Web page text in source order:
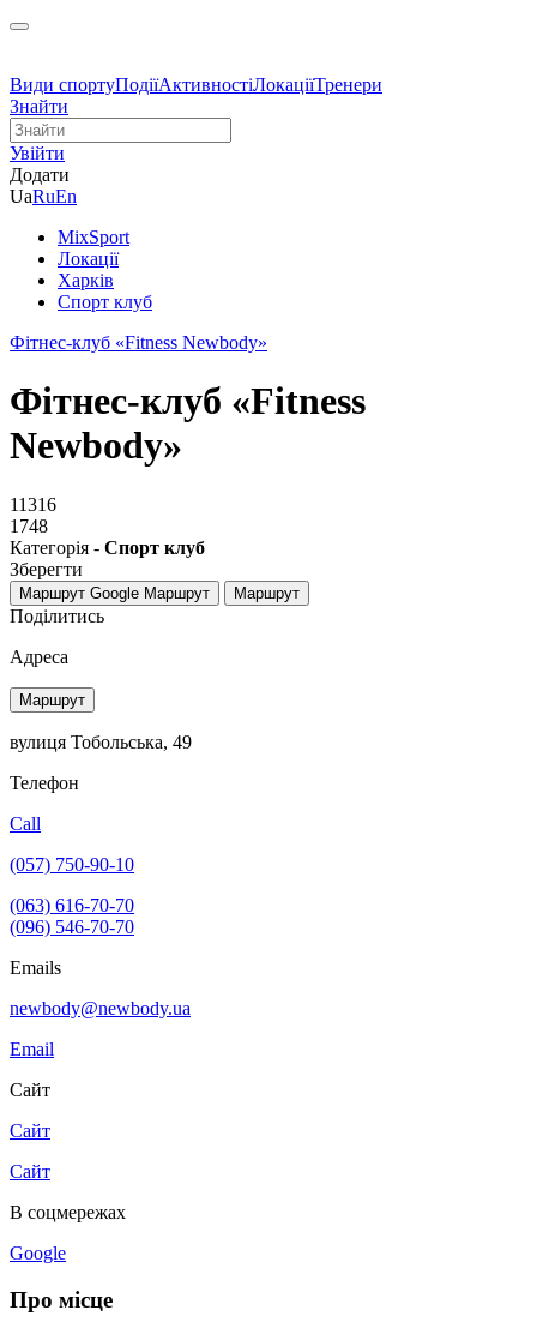
Види спортуПодіїАктивностіЛокаціїТренери
Знайти
Увійти
Додати
UaRuEn
MixSport
Локації
Харків
Спорт клуб
Фітнес-клуб «Fitness Newbody»
Фітнес-клуб «Fitness
Newbody»
11316
1748
Категорія - Спорт клуб
Зберегти
Маршрут Google Маршрут Маршрут
Поділитись
Адреса
Маршрут
вулиця Тобольська, 49
Телефон
Call
(057) 750-90-10
(063) 616-70-70
(096) 546-70-70
Emails
newbody@newbody.ua
Email
Сайт
Сайт
Сайт
В соцмережах
Google
Про місце